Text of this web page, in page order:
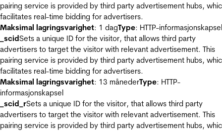
pairing service is provided by third party advertisement hubs,
facilitates real-time bidding for advertisers.
Maksimal lagringsvarighet: 1 dagType: HTTP-informasjonskapsel
_scidSets a unique ID for the visitor, that allows third party
advertisers to target the visitor with relevant advertisement. This
pairing service is provided by third party advertisement hubs,
facilitates real-time bidding for advertisers.
Maksimal lagringsvarighet: 13 månederType: HTTP-
informasjonskapsel
_scid_rSets a unique ID for the visitor, that allows third party
advertisers to target the visitor with relevant advertisement. This
pairing service is provided by third party advertisement hubs,